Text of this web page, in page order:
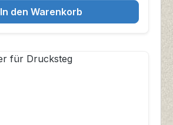
In den Warenkorb